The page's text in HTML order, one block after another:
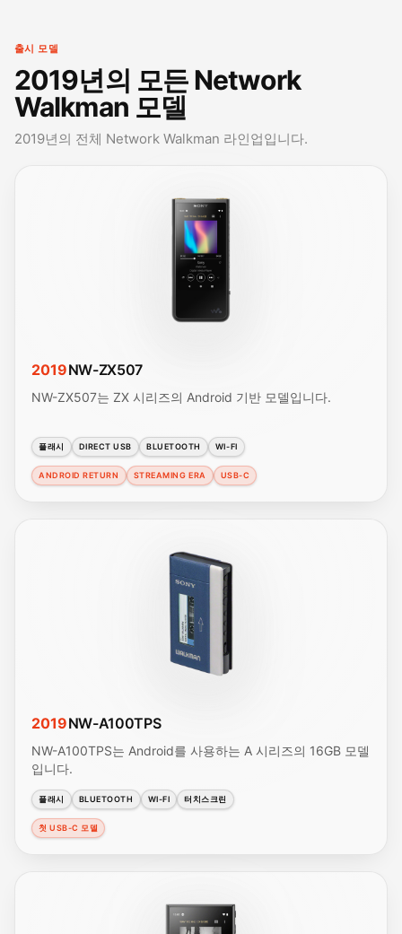
출시 모델
2019년의 모든 Network
Walkman 모델
2019년의 전체 Network Walkman 라인업입니다.
2019NW-ZX507
NW-ZX507는 ZX 시리즈의 Android 기반 모델입니다.
플래시 DIRECT USB BLUETOOTH WI-FI
ANDROID RETURN STREAMING ERA USB-C
2019NW-A100TPS
NW-A100TPS는 Android를 사용하는 A 시리즈의 16GB 모델
입니다.
플래시 BLUETOOTH WI-FI 터치스크린
첫 USB-C 모델